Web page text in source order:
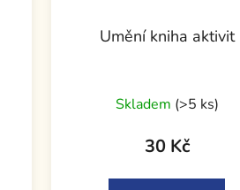
Umění kniha aktivit
Skladem (>5 ks)
30 Kč